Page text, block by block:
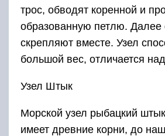
трос, обводят коренной и
образованную петлю. Далее
скрепляют вместе. Узел
большой вес, отличается
Узел Штык
Морской узел рыбацкий
имеет древние корни, до